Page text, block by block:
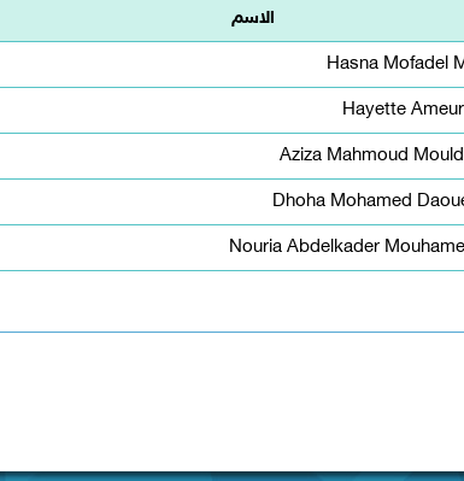
الاسم
Hasna Mofadel
Hayette
Aziza Mahmoud
Dhoha Mohamed
Nouria Abdelkader